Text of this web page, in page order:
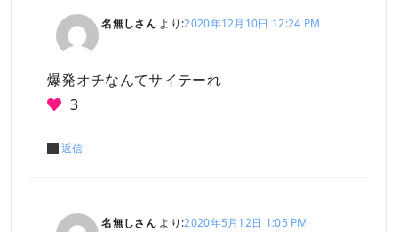
名無しさん より:2020年12月10日 12:24 PM
爆発オチなんてサイテーれ
3
返信
名無しさん より:2020年5月12日 1:05 PM